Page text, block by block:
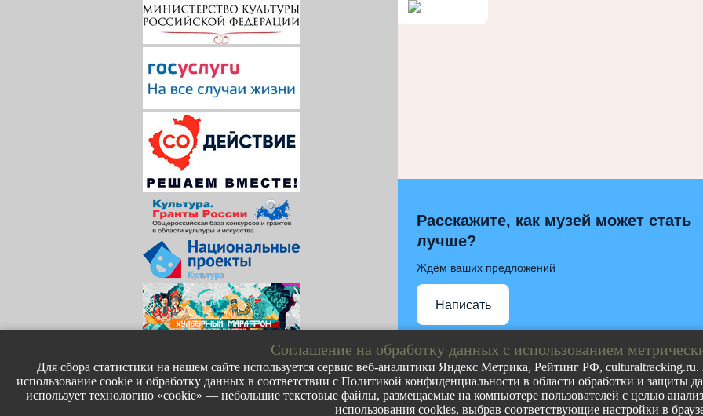
Расскажите, как музей может стать
лучше?
Ждём ваших предложений
Написать
Соглашение на обработку данных с использованием
Для сбора статистики на нашем сайте используется сервис веб-аналитики Яндекс Метрика, Рейтинг РФ,
использование cookie и обработку данных в соответствии с Политикой конфиденциальности в области обработки и
использует технологию «cookie» — небольшие текстовые файлы, размещаемые на компьютере пользователей с целью
использования cookies, выбрав соответствующие настройки в
Полное либо частичное воспроизведение любых
допускается с обязательной прямой гиперссылкой на